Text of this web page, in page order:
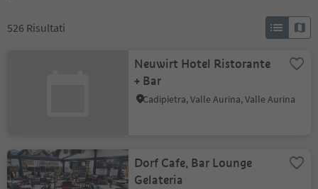
526 Risultati
Neuwirt Hotel Ristorante
+ Bar
Cadipietra, Valle Aurina, Valle Aurina
Dorf Cafe, Bar Lounge
Gelateria